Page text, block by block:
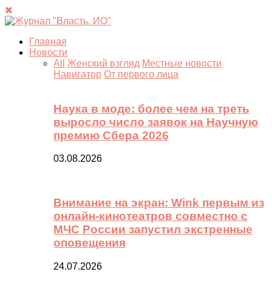
Главная
Новости
All
Женский взгляд Местные новости
Навигатор От первого лица
Наука в моде: более чем на треть
выросло число заявок на Научную
премию Сбера 2026
03.08.2026
Внимание на экран: Wink первым из
онлайн-кинотеатров совместно с
МЧС России запустил экстренные
оповещения
24.07.2026